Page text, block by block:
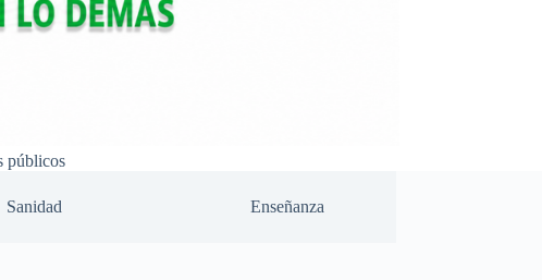
públicos
Sanidad Enseñanza